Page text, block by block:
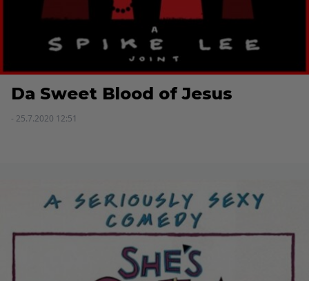
Da Sweet Blood of Jesus
- 25.7.2020 12:51